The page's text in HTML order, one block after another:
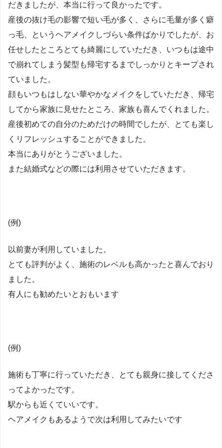
だきましたが、本当に行って良かったです。
産後の抜け毛の影響で短い毛が多く、さらに毛量が多く癖
っ毛、というヘアメイクしづらい条件ばかりでしたが、お
任せしたところとても綺麗にしていただき、いつもは途中
で崩れてしまう髪型も帰宅するまでしっかりとキープされ
ていました。
顔もいつもはしない華やかなメイクをしていただき、帰宅
してから家族に見せたところ、家族も喜んでくれました。
産後初めての自分のためだけの時間でしたが、とても楽し
くリフレッシュすることができました。
本当にありがとうございました。
また結婚式などの際には利用させていただきます。
(例)
以前妻が利用していました。
とても評判がよく、施術のレベルも高かったと喜んでおり
ました。
有人にも勧めたいとおもいます
(例)
施術も丁寧に行っていただき、とても親身に接してくださ
ってよかったです。
駅からも近くていいです。
ヘアメイクもあるようで次は利用してみたいです